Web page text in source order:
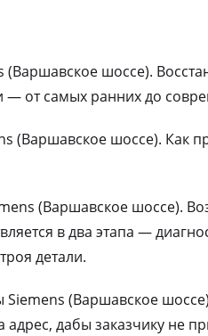
(Варшавское шоссе).
— от самых ранних до
(Варшавское шоссе). Как
(Варшавское шоссе).
в два этапа —
детали.
(Варшавское
адрес, дабы заказчику не